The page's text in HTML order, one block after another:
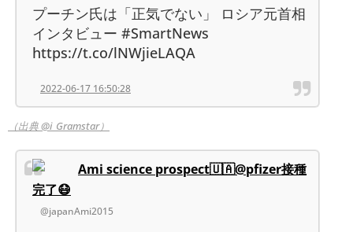
プーチン氏は「正気でない」 ロシア元首相
インタビュー #SmartNews
https://t.co/lNWjieLAQA
2022-06-17 16:50:28
（出典 @i_Gramstar）
Ami science prospect🇺🇦@pfizer接種
完了😷
@japanAmi2015